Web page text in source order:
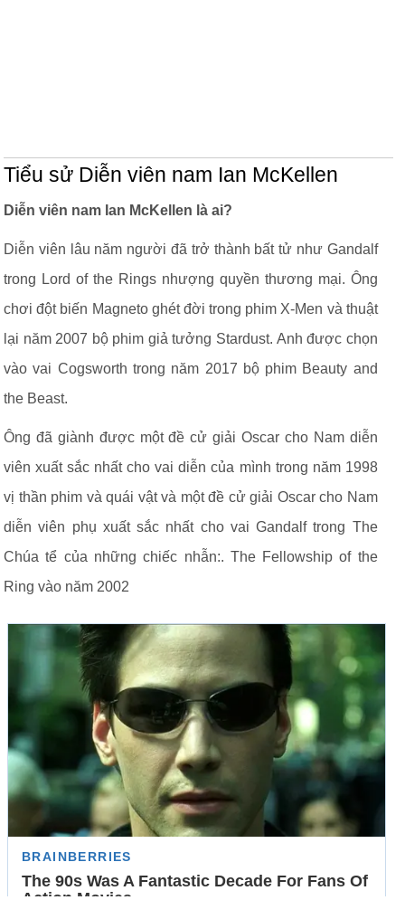
Tiểu sử Diễn viên nam Ian McKellen
Diễn viên nam Ian McKellen là ai?
Diễn viên lâu năm người đã trở thành bất tử như Gandalf
trong Lord of the Rings nhượng quyền thương mại. Ông
chơi đột biến Magneto ghét đời trong phim X-Men và thuật
lại năm 2007 bộ phim giả tưởng Stardust. Anh được chọn
vào vai Cogsworth trong năm 2017 bộ phim Beauty and
the Beast.
Ông đã giành được một đề cử giải Oscar cho Nam diễn
viên xuất sắc nhất cho vai diễn của mình trong năm 1998
vị thần phim và quái vật và một đề cử giải Oscar cho Nam
diễn viên phụ xuất sắc nhất cho vai Gandalf trong The
Chúa tể của những chiếc nhẫn:. The Fellowship of the
Ring vào năm 2002